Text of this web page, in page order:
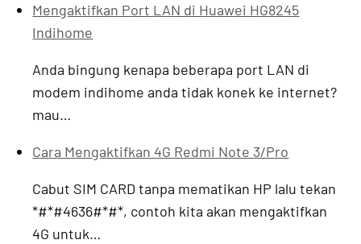
Mengaktifkan Port LAN di Huawei HG8245
Indihome
Anda bingung kenapa beberapa port LAN di
modem indihome anda tidak konek ke internet?
mau…
Cara Mengaktifkan 4G Redmi Note 3/Pro
Cabut SIM CARD tanpa mematikan HP lalu tekan
*#*#4636#*#*, contoh kita akan mengaktifkan
4G untuk…